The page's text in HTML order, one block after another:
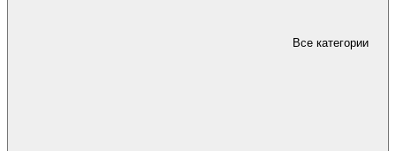
Все категории